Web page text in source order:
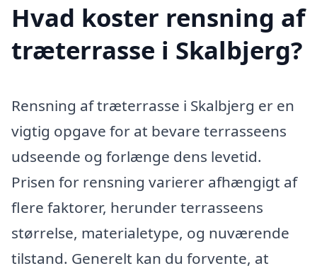
Hvad koster rensning af
træterrasse i Skalbjerg?
Rensning af træterrasse i Skalbjerg er en
vigtig opgave for at bevare terrasseens
udseende og forlænge dens levetid.
Prisen for rensning varierer afhængigt af
flere faktorer, herunder terrasseens
størrelse, materialetype, og nuværende
tilstand. Generelt kan du forvente, at